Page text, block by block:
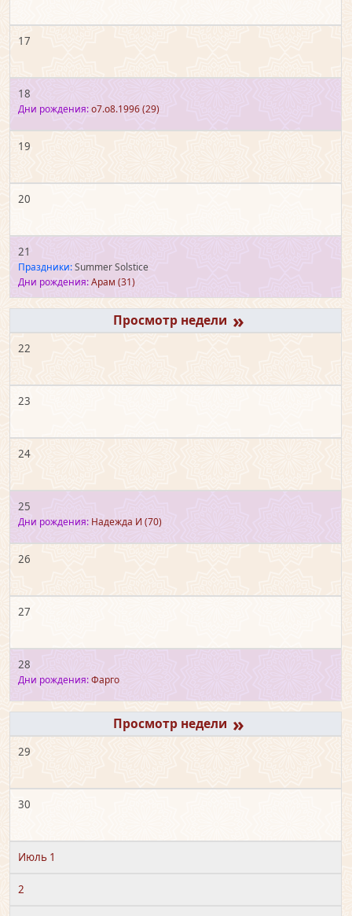
17
18
Дни рождения:o7.o8.1996(29)
19
20
21
Праздники:Summer Solstice
Дни рождения:Арам (31)
»
22
23
24
25
Дни рождения: Надежда И (70)
26
27
28
Дни рождения:Фарго
»
29
30
Июль 1
2